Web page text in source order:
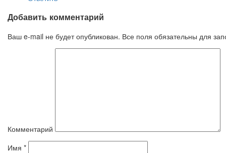
Добавить комментарий
Ваш e-mail не будет опубликован. Все поля обязательны для
Комментарий
Имя *